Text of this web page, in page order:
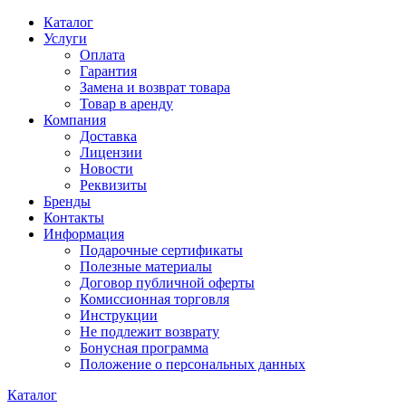
Каталог
Услуги
Оплата
Гарантия
Замена и возврат товара
Товар в аренду
Компания
Доставка
Лицензии
Новости
Реквизиты
Бренды
Контакты
Информация
Подарочные сертификаты
Полезные материалы
Договор публичной оферты
Комиссионная торговля
Инструкции
Не подлежит возврату
Бонусная программа
Положение о персональных данных
Каталог